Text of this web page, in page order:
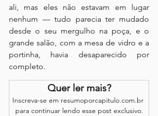
ali, mas eles não estavam em lugar
nenhum — tudo parecia ter mudado
desde o seu mergulho na poça, e o
grande salão, com a mesa de vidro e a
portinha, havia desaparecido por
completo.
Quer ler mais?
Inscreva-se em resumoporcapitulo.com.br
para continuar lendo esse post exclusivo.